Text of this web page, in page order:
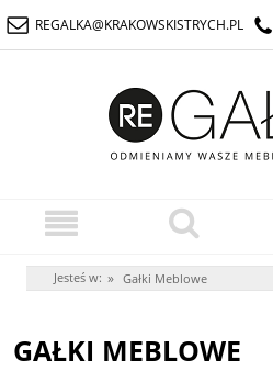
REGALKA@KRAKOWSKISTRYCH.PL
Jesteś w: » Gałki Meblowe
GAŁKI MEBLOWE